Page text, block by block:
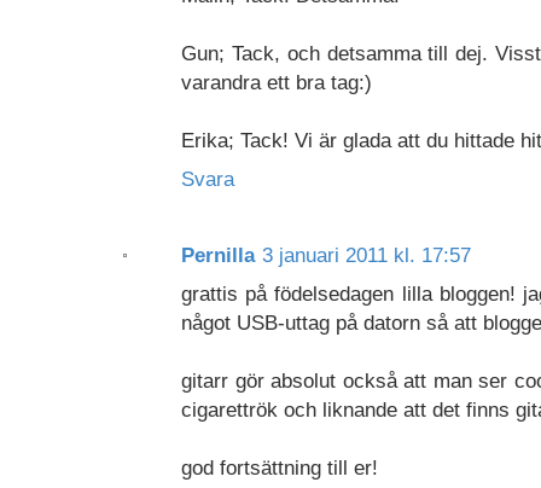
Gun; Tack, och detsamma till dej.
varandra ett bra tag:)
Erika; Tack! Vi är glada att du hittade
Svara
Pernilla 3 januari 2011 kl. 17:57
grattis på födelsedagen lilla bloggen!
något USB-uttag på datorn så att
gitarr gör absolut också att man ser
cigarettrök och liknande att det finns
god fortsättning till er!